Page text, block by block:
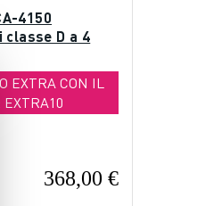
4150
D a 4
EXTRA CON IL
EXTRA10
368,00 €